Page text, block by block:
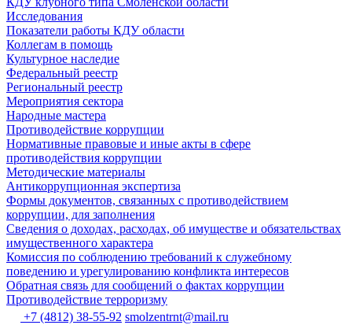
Исследования
Показатели работы КДУ области
Коллегам в помощь
Культурное наследие
Федеральный реестр
Региональный реестр
Мероприятия сектора
Народные мастера
Противодействие коррупции
Нормативные правовые и иные акты в сфере
противодействия коррупции
Методические материалы
Антикоррупционная экспертиза
Формы документов, связанных с противодействием
коррупции, для заполнения
Сведения о доходах, расходах, об имуществе и обязательствах
имущественного характера
Комиссия по соблюдению требований к служебному
поведению и урегулированию конфликта интересов
Обратная связь для сообщений о фактах коррупции
Противодействие терроризму
+7 (4812) 38-55-92 smolzentrnt@mail.ru